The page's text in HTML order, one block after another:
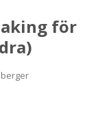
för